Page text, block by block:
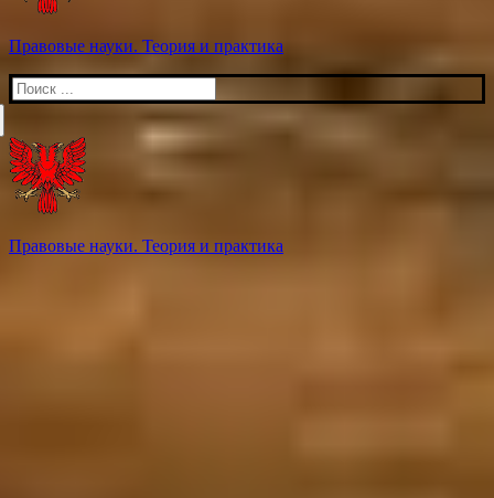
Правовые науки. Теория и практика
Искать:
Правовые науки. Теория и практика